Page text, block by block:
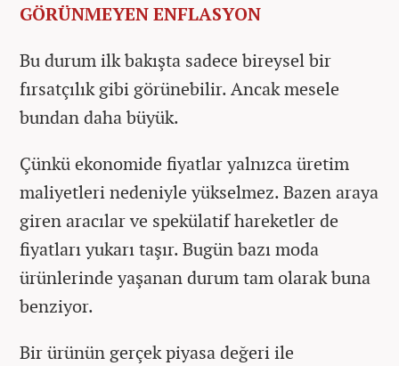
GÖRÜNMEYEN ENFLASYON
Bu durum ilk bakışta sadece bireysel bir
fırsatçılık gibi görünebilir. Ancak mesele
bundan daha büyük.
Çünkü ekonomide fiyatlar yalnızca üretim
maliyetleri nedeniyle yükselmez. Bazen araya
giren aracılar ve spekülatif hareketler de
fiyatları yukarı taşır. Bugün bazı moda
ürünlerinde yaşanan durum tam olarak buna
benziyor.
Bir ürünün gerçek piyasa değeri ile